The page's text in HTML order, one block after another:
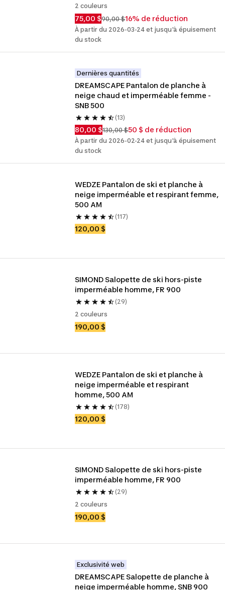
2 couleurs
75,00 $90,00 $16% de réduction
À partir du 2026-03-24 et jusqu'à épuisement
du stock
Dernières quantités
DREAMSCAPE Pantalon de planche à
neige chaud et imperméable femme -
SNB 500
(13)
80,00 $130,00 $50 $ de réduction
À partir du 2026-02-24 et jusqu'à épuisement
du stock
WEDZE Pantalon de ski et planche à
neige imperméable et respirant femme,
500 AM
(117)
120,00 $
SIMOND Salopette de ski hors-piste
imperméable homme, FR 900
(29)
2 couleurs
190,00 $
WEDZE Pantalon de ski et planche à
neige imperméable et respirant
homme, 500 AM
(178)
120,00 $
SIMOND Salopette de ski hors-piste
imperméable homme, FR 900
(29)
2 couleurs
190,00 $
Exclusivité web
DREAMSCAPE Salopette de planche à
neige imperméable homme, SNB 900